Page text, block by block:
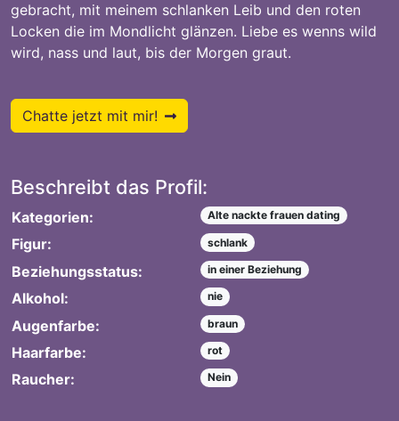
gebracht, mit meinem schlanken Leib und den roten
Locken die im Mondlicht glänzen. Liebe es wenns wild
wird, nass und laut, bis der Morgen graut.
Chatte jetzt mit mir!
Beschreibt das Profil:
Kategorien: Alte nackte frauen dating
Figur: schlank
Beziehungsstatus: in einer Beziehung
Alkohol: nie
Augenfarbe: braun
Haarfarbe: rot
Raucher: Nein